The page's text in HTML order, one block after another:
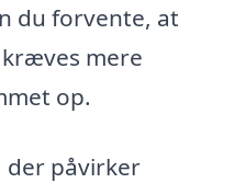
du forvente, at
mere
op.
der påvirker